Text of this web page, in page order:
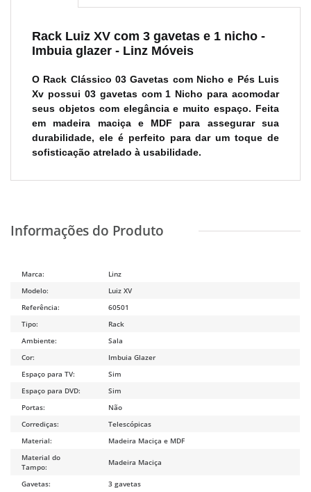
Rack Luiz XV com 3 gavetas e 1 nicho -
Imbuia glazer - Linz Móveis
O Rack Clássico 03 Gavetas com Nicho e Pés Luis
Xv possui 03 gavetas com 1 Nicho para acomodar
seus objetos com elegância e muito espaço. Feita
em madeira maciça e MDF para assegurar sua
durabilidade, ele é perfeito para dar um toque de
sofisticação atrelado à usabilidade.
Marca:
Linz
Modelo:
Luiz XV
Referência:
60501
Tipo:
Rack
Ambiente:
Sala
Cor:
Imbuia Glazer
Espaço para TV:
Sim
Espaço para DVD:
Sim
Portas:
Não
Corrediças:
Telescópicas
Material:
Madeira Maciça e MDF
Material do
Tampo:
Madeira Maciça
Gavetas: 3 gavetas